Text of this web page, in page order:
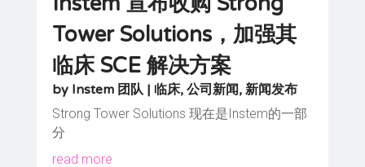
Tower Solutions，加强其
临床 SCE 解决方案
by Instem 团队| 临床, 公司新闻, 新闻发布
Strong Tower Solutions 现在是Instem的一部
分
read more